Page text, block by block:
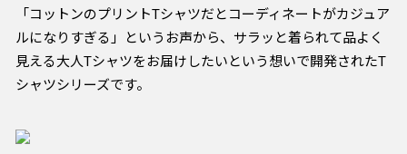
「コットンのプリントTシャツだとコーディネートがカジュア
ルになりすぎる」というお声から、サラッと着られて品よく
見える大人Tシャツをお届けしたいという想いで開発されたT
シャツシリーズです。